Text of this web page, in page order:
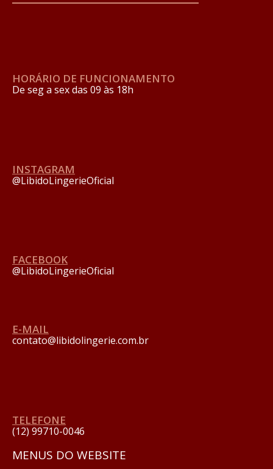
HORÁRIO DE FUNCIONAMENTO
De seg a sex das 09 às 18h
INSTAGRAM
@LibidoLingerieOficial
FACEBOOK
@LibidoLingerieOficial
E-MAIL
contato@libidolingerie.com.br
TELEFONE
(12) 99710-0046
MENUS DO WEBSITE